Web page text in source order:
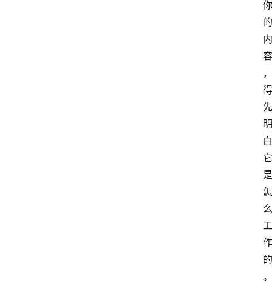
你
的
内
容
，
得
先
明
白
它
是
怎
么
工
作
的
。